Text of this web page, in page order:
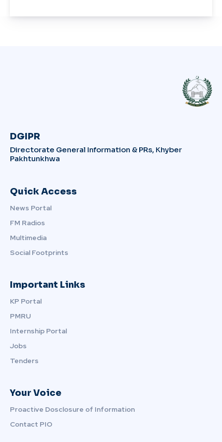
DGIPR
Directorate General Information & PRs, Khyber
Pakhtunkhwa
Quick Access
News Portal
FM Radios
Multimedia
Social Footprints
Important Links
KP Portal
PMRU
Internship Portal
Jobs
Tenders
Your Voice
Proactive Dosclosure of Information
Contact PIO